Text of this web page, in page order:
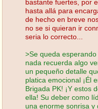
bastante fuertes, por
hasta allá para
de hecho en breve
no se si quieran ir
seria lo correcto...
>Se queda
nada recuerda algo
un pequeño detalle
platica emocional ¡Él
Brigada PK! ¡Y estos
ella! Su deber como
una enorme sonrisa